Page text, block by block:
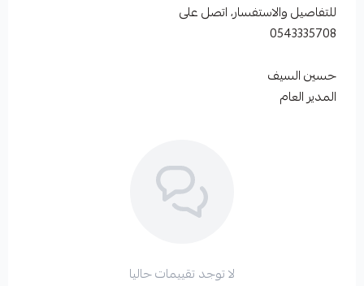
للتفاصيل والاستفسار، اتصل على
0543335708
حسين السيف
المدير العام
لا توجد تقييمات حاليا